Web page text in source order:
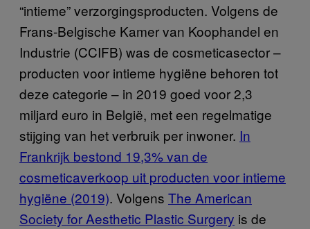
“intieme” verzorgingsproducten. Volgens de
Frans-Belgische Kamer van Koophandel en
Industrie (CCIFB) was de cosmeticasector –
producten voor intieme hygiëne behoren tot
deze categorie – in 2019 goed voor 2,3
miljard euro in België, met een regelmatige
stijging van het verbruik per inwoner. In
Frankrijk bestond 19,3% van de
cosmeticaverkoop uit producten voor intieme
hygiëne (2019). Volgens The American
Society for Aesthetic Plastic Surgery is de